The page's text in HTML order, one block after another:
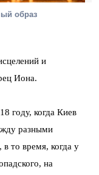
образ
и
Иона.
году, когда Киев
разными
то время, когда у
на